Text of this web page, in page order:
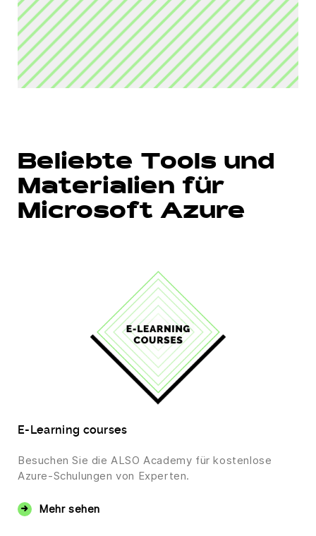
Beliebte Tools und
Materialien für
Microsoft Azure
E-Learning courses
Besuchen Sie die ALSO Academy für kostenlose
Azure-Schulungen von Experten.
Mehr sehen